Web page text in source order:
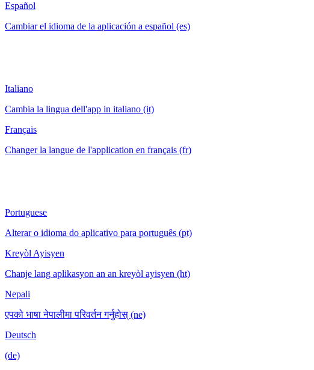
Español
Cambiar el idioma de la aplicación a español (es)
Italiano
Cambia la lingua dell'app in italiano (it)
Français
Changer la langue de l'application en français (fr)
Portuguese
Alterar o idioma do aplicativo para português (pt)
Kreyòl Ayisyen
Chanje lang aplikasyon an an kreyòl ayisyen (ht)
Nepali
एपको भाषा नेपालीमा परिवर्तन गर्नुहोस् (ne)
Deutsch
(de)